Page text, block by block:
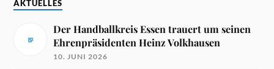
AKTUELLES
Der Handballkreis Essen trauert um seinen
Ehrenpräsidenten Heinz Volkhausen
10. JUNI 2026